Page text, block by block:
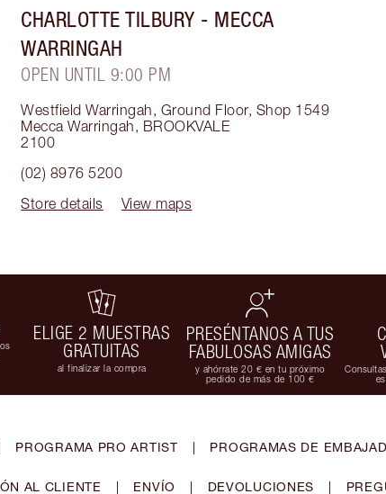
CHARLOTTE TILBURY - MECCA
WARRINGAH
OPEN UNTIL 9:00 PM
Westfield Warringah, Ground Floor, Shop 1549
Mecca Warringah, BROOKVALE
2100
(02) 8976 5200
Store details
View maps
ELIGE 2 MUESTRAS
GRATUITAS
al finalizar la compra
PRESÉNTANOS A TUS
FABULOSAS AMIGAS
y ahórrate 20 € en tu próximo
pedido de más de 100 €
PROGRAMA PRO ARTIST | PROGRAMAS DE
AL CLIENTE | ENVÍO | DEVOLUCIONES |